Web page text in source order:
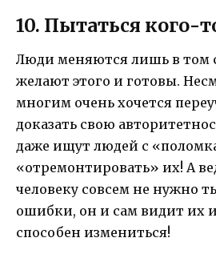
10. Пытаться кого-
Люди меняются лишь в том
желают этого и готовы.
многим очень хочется
доказать свою
даже ищут людей с
«отремонтировать» их! А
человеку совсем не нужно
ошибки, он и сам видит их и
способен измениться!